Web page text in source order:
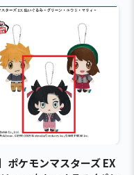
ポケモンマスターズ EX